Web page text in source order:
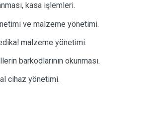
kasa işlemleri.
ve malzeme yönetimi.
malzeme yönetimi.
barkodlarının okunması.
cihaz yönetimi.